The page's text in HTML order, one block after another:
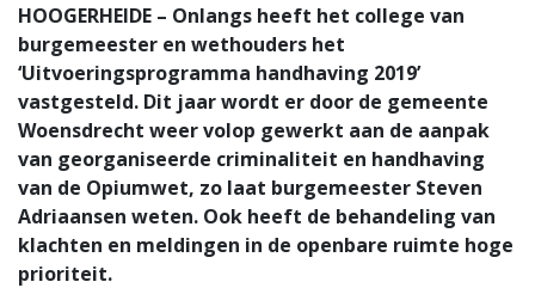
HOOGERHEIDE – Onlangs heeft het college van
burgemeester en wethouders het
‘Uitvoeringsprogramma handhaving 2019’
vastgesteld. Dit jaar wordt er door de gemeente
Woensdrecht weer volop gewerkt aan de aanpak
van georganiseerde criminaliteit en handhaving
van de Opiumwet, zo laat burgemeester Steven
Adriaansen weten. Ook heeft de behandeling van
klachten en meldingen in de openbare ruimte hoge
prioriteit.